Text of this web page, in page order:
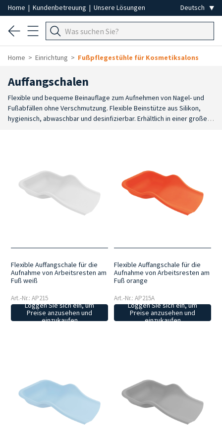
Home | Kundenbetreuung | Unsere Lösungen
Home Einrichtung Fußpflegestühle für Kosmetiksalons
Auffangschalen
Flexible und bequeme Beinauflage zum Aufnehmen von Nagel- und
Fußabfällen ohne Verschmutzung. Flexible Beinstütze aus Silikon,
hygienisch, abwaschbar und desinfizierbar. Erhältlich in einer großen
Flexible Auffangschale für die
Aufnahme von Arbeitsresten am
Fuß weiß
Art.-Nr.: AP215
Loggen Sie sich ein, um
Preise anzusehen und
einzukaufen
Flexible Auffangschale für die
Aufnahme von Arbeitsresten am
Fuß orange
Art.-Nr.: AP215A
Loggen Sie sich ein, um
Preise anzusehen und
einzukaufen